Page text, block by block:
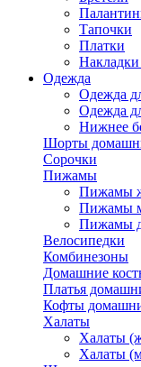
Тапочки
Платки
Накладки
Одежда
Одежда
Одежда
Нижнее
Шорты
Сорочки
Пижамы
Пижамы
Пижамы
Пижамы
Велосипедки
Комбинезоны
Домашние
Платья
Кофты
Халаты
Халаты
Халаты